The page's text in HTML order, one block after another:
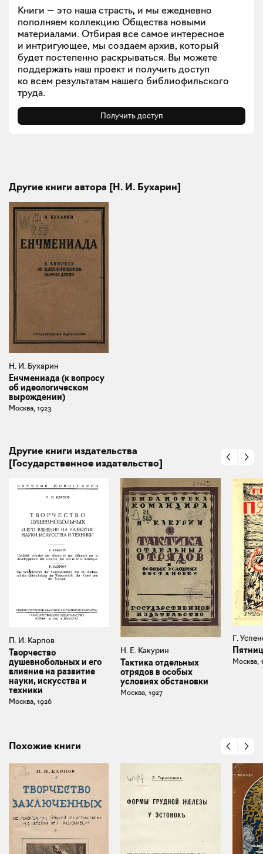
Книги — это наша страсть, и мы ежедневно
пополняем коллекцию Общества новыми
материалами. Отбирая все самое интересное
и интригующее, мы создаем архив, который
будет постепенно раскрываться. Вы можете
поддержать наш проект и получить доступ
ко всем результатам нашего библиофильского
труда.
Получить доступ
Другие книги автора [Н. И. Бухарин]
Н. И. Бухарин
Енчмениада (к вопросу
об идеологическом
вырождении)
Москва, 1923
Другие книги издательства
[Государственное издательство]
П. И. Карпов
Творчество
душевнобольных и его
влияние на развитие
науки, искусства и
техники
Москва, 1926
Н. Е. Какурин
Тактика отдельных
отрядов в особых
условиях обстановки
Москва, 1927
Г.
Москва,
Похожие книги